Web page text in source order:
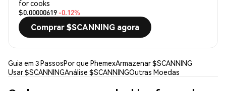
for cooks
$0.00000619 -0.12%
Comprar $SCANNING agora
Guia em 3 PassosPor que PhemexArmazenar $SCANNING
Usar $SCANNINGAnálise $SCANNINGOutras Moedas